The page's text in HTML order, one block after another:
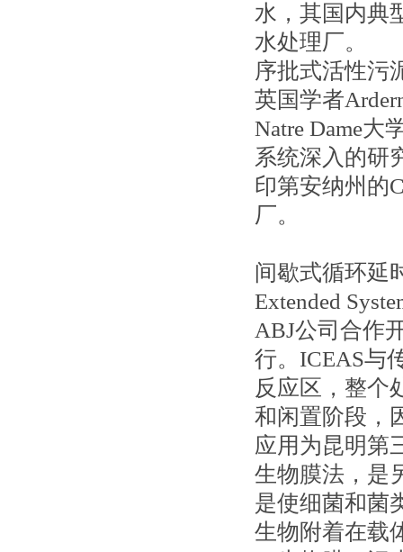
水，其国内典
水处理厂。
序批式活性污
英国学者
Natre Dame大
系统深入的研
印第安纳州的
厂。
间歇式循环延
Extended
ABJ公司合作
行。ICEAS与
反应区，整个
和闲置阶段，
应用为昆明第
生物膜法，是
是使细菌和菌
生物附着在载